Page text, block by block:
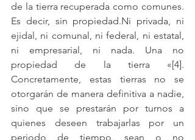
de la tierra recuperada como comunes.
Es decir, sin propiedad.Ni privada, ni
ejidal, ni comunal, ni federal, ni estatal,
ni empresarial, ni nada. Una no
propiedad de la tierra «[4].
Concretamente, estas tierras no se
otorgarán de manera definitiva a nadie,
sino que se prestarán por turnos a
quienes deseen trabajarlas por un
periodo de tiempo, sean o no